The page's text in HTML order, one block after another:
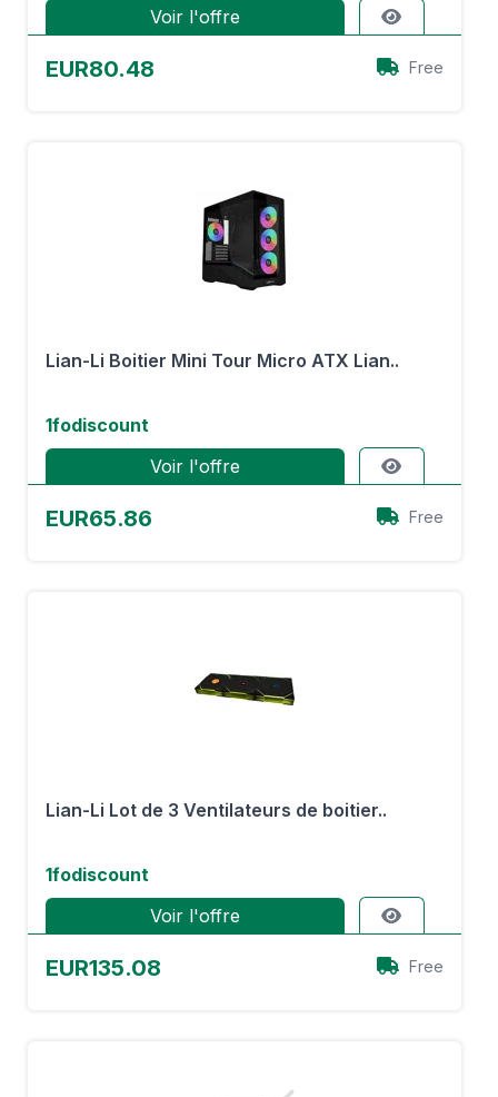
Voir l'offre
EUR80.48 Free
Lian-Li Boitier Mini Tour Micro ATX Lian..
1fodiscount
Voir l'offre
EUR65.86 Free
Lian-Li Lot de 3 Ventilateurs de boitier..
1fodiscount
Voir l'offre
EUR135.08 Free